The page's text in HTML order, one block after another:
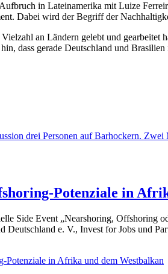
in Lateinamerika mit Luize
Dabei wird der Begriff der
an Ländern gelebt und
dass gerade Deutschland und
Potenziale in
Side Event „Nearshoring, Offshoring
e. V., Invest for Jobs und
in Afrika und dem Westbalkan